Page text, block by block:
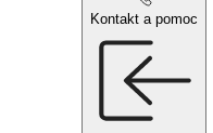
Kontakt a pomoc